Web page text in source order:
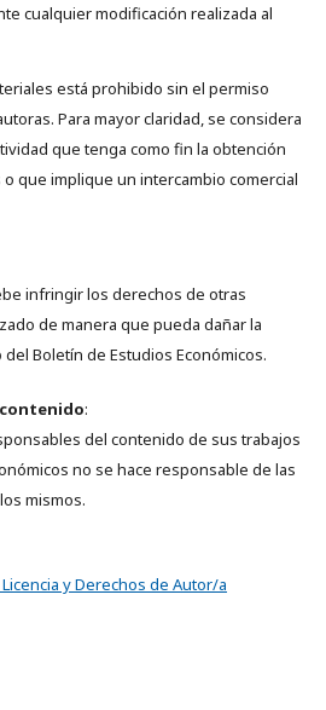
cualquier modificación realizada al
está prohibido sin el permiso
Para mayor claridad, se considera
que tenga como fin la obtención
que implique un intercambio comercial
infringir los derechos de otras
de manera que pueda dañar la
Boletín de Estudios Económicos.
:
del contenido de sus trabajos
no se hace responsable de las
mismos.
y Derechos de Autor/a